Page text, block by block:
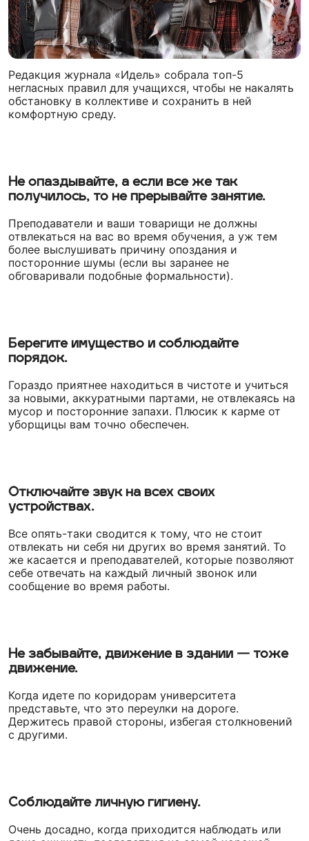
Редакция журнала «Идель» собрала топ-5
негласных правил для учащихся, чтобы не накалять
обстановку в коллективе и сохранить в ней
комфортную среду.
Не опаздывайте, а если все же так
получилось, то не прерывайте занятие.
Преподаватели и ваши товарищи не должны
отвлекаться на вас во время обучения, а уж тем
более выслушивать причину опоздания и
посторонние шумы (если вы заранее не
обговаривали подобные формальности).
Берегите имущество и соблюдайте
порядок.
Гораздо приятнее находиться в чистоте и учиться
за новыми, аккуратными партами, не отвлекаясь на
мусор и посторонние запахи. Плюсик к карме от
уборщицы вам точно обеспечен.
Отключайте звук на всех своих
устройствах.
Все опять-таки сводится к тому, что не стоит
отвлекать ни себя ни других во время занятий. То
же касается и преподавателей, которые позволяют
себе отвечать на каждый личный звонок или
сообщение во время работы.
Не забывайте, движение в здании — тоже
движение.
Когда идете по коридорам университета
представьте, что это переулки на дороге.
Держитесь правой стороны, избегая столкновений
с другими.
Соблюдайте личную гигиену.
Очень досадно, когда приходится наблюдать или